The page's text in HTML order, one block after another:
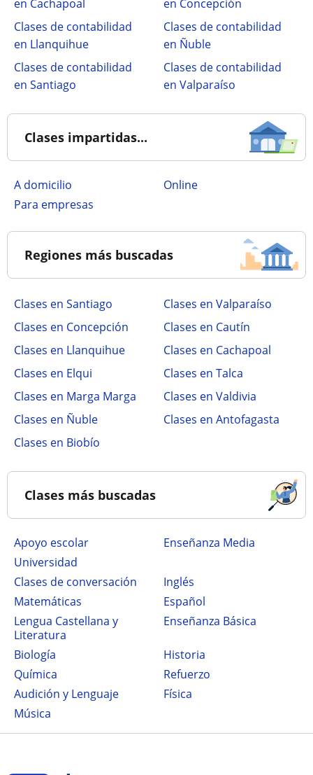
en Cachapoal
en Concepción
Clases de contabilidad
en Llanquihue
Clases de contabilidad
en Ñuble
Clases de contabilidad
en Santiago
Clases de contabilidad
en Valparaíso
Clases impartidas...
a domicilio
online
para empresas
Regiones más buscadas
Clases en Santiago
Clases en Valparaíso
Clases en Concepción
Clases en Cautín
Clases en Llanquihue
Clases en Cachapoal
Clases en Elqui
Clases en Talca
Clases en Marga Marga
Clases en Valdivia
Clases en Ñuble
Clases en Antofagasta
Clases en Biobío
Clases más buscadas
Apoyo escolar
Enseñanza Media
Universidad
Clases de conversación
Inglés
Matemáticas
Español
Lengua Castellana y
Literatura
Enseñanza Básica
Biología
Historia
Química
Refuerzo
Audición y Lenguaje
Física
Música